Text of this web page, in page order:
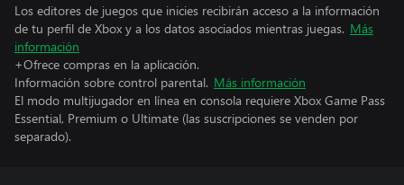
Los editores de juegos que inicies recibirán acceso a la información
de tu perfil de Xbox y a los datos asociados mientras juegas. Más
información
+Ofrece compras en la aplicación.
Información sobre control parental. Más información
El modo multijugador en línea en consola requiere Xbox Game Pass
Essential, Premium o Ultimate (las suscripciones se venden por
separado).